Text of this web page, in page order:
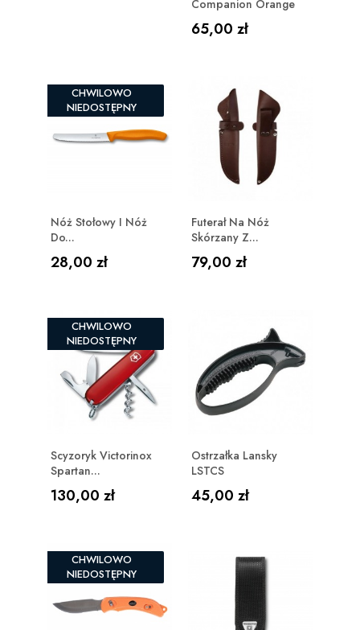
Companion Orange
Cena
65,00 zł
CHWILOWO
NIEDOSTĘPNY
Nóż Stołowy I Nóż
Do...
Cena
28,00 zł
Futerał Na Nóż
Skórzany Z...
Cena
79,00 zł
CHWILOWO
NIEDOSTĘPNY
Scyzoryk Victorinox
Spartan...
Cena
130,00 zł
Ostrzałka Lansky
LSTCS
Cena
45,00 zł
CHWILOWO
NIEDOSTĘPNY